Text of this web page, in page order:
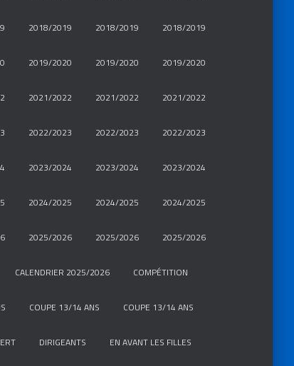
2018/2019 2018/2019 2018/2019
2019/2020 2019/2020 2019/2020
2021/2022 2021/2022 2021/2022
2022/2023 2022/2023 2022/2023
2023/2024 2023/2024 2023/2024
2024/2025 2024/2025 2024/2025
2025/2026 2025/2026 2025/2026
CALENDRIER 2025/2026 COMPÉTITION
COUPE 13/14 ANS COUPE 13/14 ANS
DIRIGEANTS EN AVANT LES FILLES